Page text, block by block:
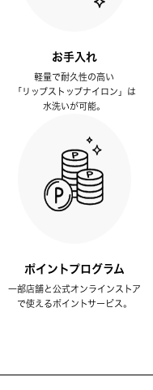
お手入れ
軽量で耐久性の高い
「リップストップナイロン」は
水洗いが可能。
ポイントプログラム
一部店舗と公式オンラインストア
で使えるポイントサービス。